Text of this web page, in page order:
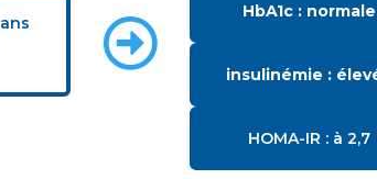

HbA1c : normale
insulinémie :
HOMA-IR : à 2,7